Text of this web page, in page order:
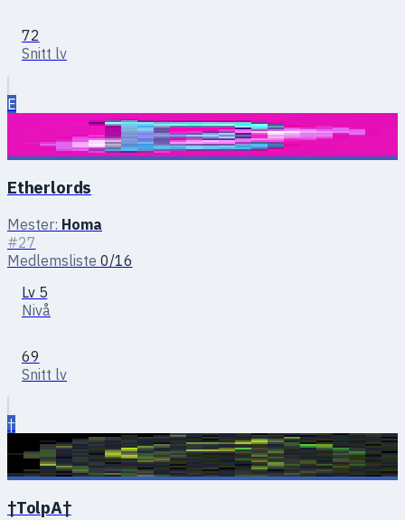
72
Snitt lv
E
Etherlords
Mester: Homa
#27
Medlemsliste 0/16
Lv 5
Nivå
69
Snitt lv
†
†TolpA†